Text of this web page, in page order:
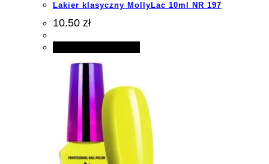
Lakier klasyczny MollyLac 10ml NR 197
10.50 zł